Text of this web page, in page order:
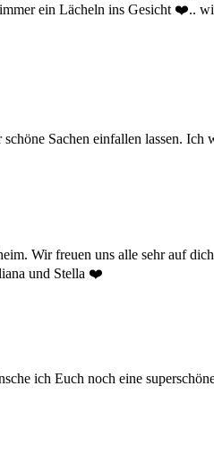
ein Lächeln ins Gesicht ❤️..
Sachen einfallen lassen.
Wir freuen uns alle sehr auf
und Stella ❤️
ich Euch noch eine